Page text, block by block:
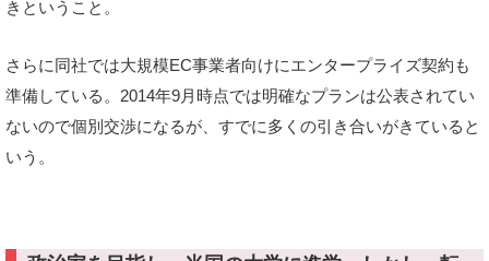
きということ。
さらに同社では大規模EC事業者向けにエンタープライズ契約も
準備している。2014年9月時点では明確なプランは公表されてい
ないので個別交渉になるが、すでに多くの引き合いがきていると
いう。